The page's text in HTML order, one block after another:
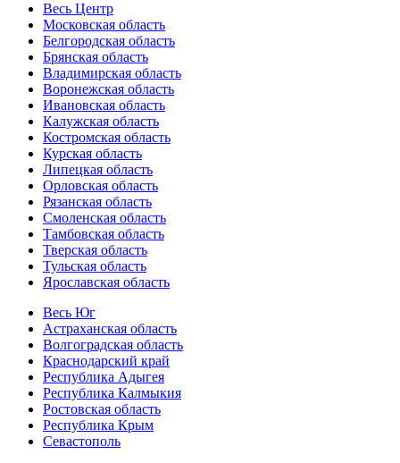
Весь Центр
Московская область
Белгородская область
Брянская область
Владимирская область
Воронежская область
Ивановская область
Калужская область
Костромская область
Курская область
Липецкая область
Орловская область
Рязанская область
Смоленская область
Тамбовская область
Тверская область
Тульская область
Ярославская область
Весь Юг
Астраханская область
Волгоградская область
Краснодарский край
Республика Адыгея
Республика Калмыкия
Ростовская область
Республика Крым
Севастополь